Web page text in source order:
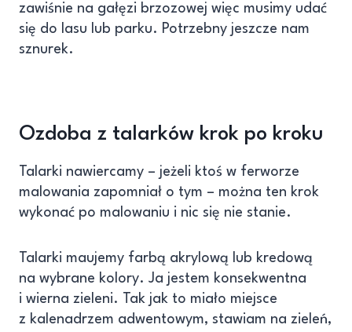
zawiśnie na gałęzi brzozowej więc musimy udać
się do lasu lub parku. Potrzebny jeszcze nam
sznurek.
Ozdoba z talarków krok po kroku
Talarki nawiercamy – jeżeli ktoś w ferworze
malowania zapomniał o tym – można ten krok
wykonać po malowaniu i nic się nie stanie.
Talarki maujemy farbą akrylową lub kredową
na wybrane kolory. Ja jestem konsekwentna
i wierna zieleni. Tak jak to miało miejsce
z kalenadrzem adwentowym, stawiam na zieleń,